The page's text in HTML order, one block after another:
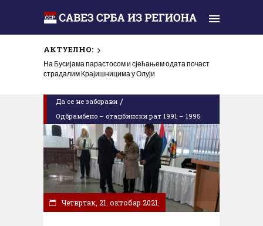
АКТУЕЛНО:
На Бусијама парастосом и сјећањем одата почаст
страдалим Крајишницима у Олуји
Да се не заборави /
Одбрамбено – отаџбински рат 1991 – 1995
Четвртак, 21. октобар 2021.